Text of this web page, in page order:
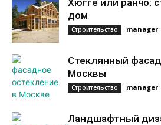
Хюгге или ранчо:
дом
Строительство manager
Стеклянный
Москвы
Строительство manager
Ландшафтный